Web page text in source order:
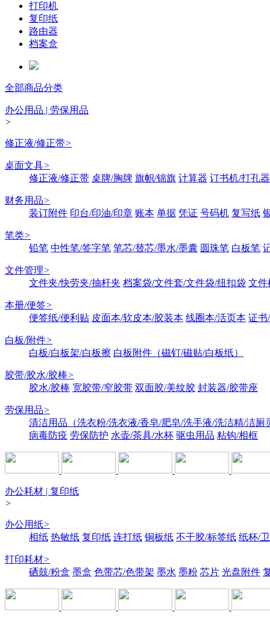
打印机
复印纸
路由器
档案盒
全部商品分类
办公用品 | 劳保用品
>
修正液/修正带>
桌面文具>
修正液/修正带 桌牌/胸牌 旗帜/锦旗 计算器 订书机/打孔器
财务用品>
装订附件 印台/印油/印章 账本 单据 凭证 号码机 复写纸
笔类>
铅笔 中性笔/签字笔 笔芯/替芯/墨水/墨囊 圆珠笔 白板笔
文件管理>
文件夹/快劳夹/抽杆夹 档案袋/文件套/文件袋/纽扣袋 文件
本册/便签>
便签纸/便利贴 皮面本/软皮本/胶装本 线圈本/活页本 证书
白板/附件>
白板/白板架/白板擦 白板附件（磁钉/磁贴/白板纸）
胶带/胶水/胶棒>
胶水/胶棒 宽胶带/窄胶带 双面胶/美纹胶 封装器/胶带座
劳保用品>
清洁用品（洗衣粉/洗衣液/香皂/肥皂/洗手液/洗洁精/洁厕
病毒防疫 劳保防护 水壶/茶具/水杯 驱虫用品 粘钩/相框
办公耗材 | 复印纸
>
办公用纸>
相纸 热敏纸 复印纸 连打纸 铜板纸 不干胶/标签纸 纸杯/
打印耗材>
硒鼓/粉盒 墨盒 色带芯/色带架 墨水 墨粉 芯片 光盘附件